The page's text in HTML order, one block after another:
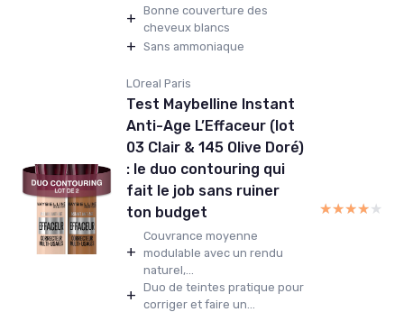
+ Bonne couverture des
cheveux blancs
+ Sans ammoniaque
LOreal Paris
Test Maybelline Instant
Anti-Age L’Effaceur (lot
03 Clair & 145 Olive Doré)
: le duo contouring qui
fait le job sans ruiner
ton budget
+
Couvrance moyenne
modulable avec un rendu
naturel,...
+ Duo de teintes pratique pour
corriger et faire un...
★★★★★
★★★★★